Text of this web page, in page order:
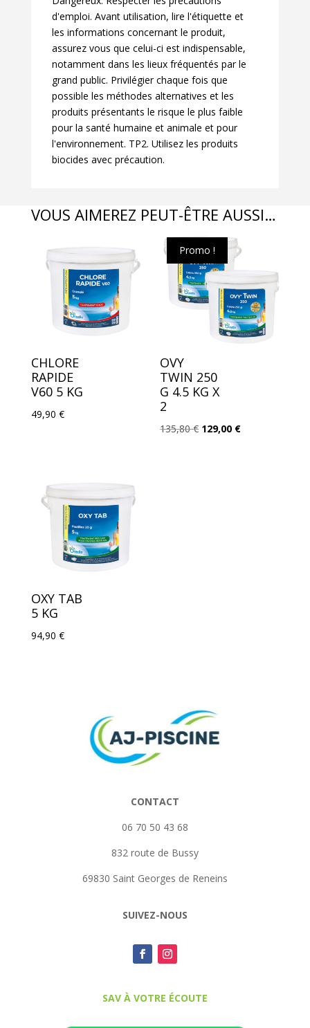
d'emploi. Avant utilisation, lire l'étiquette et
les informations concernant le produit,
assurez vous que celui-ci est indispensable,
notamment dans les lieux fréquentés par le
grand public. Privilégier chaque fois que
possible les méthodes alternatives et les
produits présentants le risque le plus faible
pour la santé humaine et animale et pour
l'environnement. TP2. Utilisez les produits
biocides avec précaution.
VOUS AIMEREZ PEUT-ÊTRE AUSSI…
CHLORE
RAPIDE
V60 5 KG
49,90 €
Promo !
OVY
TWIN 250
G 4.5 KG X
2
135,80€ Le
129,00 €Le
OXY TAB
5 KG
94,90 €
CONTACT
06 70 50 43 68
832 route de Bussy
69830 Saint Georges de Reneins
SUIVEZ-NOUS
SAV À VOTRE ÉCOUTE